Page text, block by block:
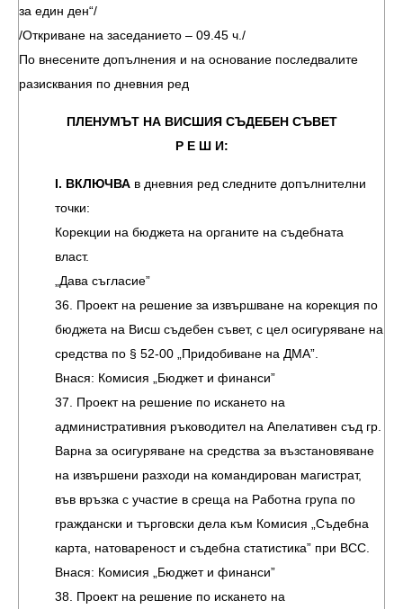
за един ден“/
/Откриване на заседанието – 09.45 ч./
По внесените допълнения и на основание последвалите
разисквания по дневния ред
ПЛЕНУМЪТ НА ВИСШИЯ СЪДЕБЕН СЪВЕТ
Р Е Ш И:
І. ВКЛЮЧВА в дневния ред следните допълнителни
точки:
Корекции на бюджета на органите на съдебната
власт.
„Дава съгласие”
36. Проект на решение за извършване на корекция по
бюджета на Висш съдебен съвет, с цел осигуряване на
средства по § 52-00 „Придобиване на ДМА”.
Внася: Комисия „Бюджет и финанси”
37. Проект на решение по искането на
административния ръководител на Апелативен съд гр.
Варна за осигуряване на средства за възстановяване
на извършени разходи на командирован магистрат,
във връзка с участие в среща на Работна група по
граждански и търговски дела към Комисия „Съдебна
карта, натовареност и съдебна статистика” при ВСС.
Внася: Комисия „Бюджет и финанси”
38. Проект на решение по искането на